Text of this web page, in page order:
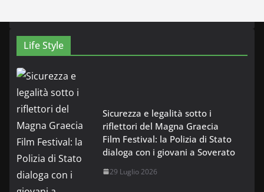
Life Style
Sicurezza e legalità sotto i
riflettori del Magna Graecia
Film Festival: la Polizia di Stato
dialoga con i giovani a Soverato
29 Luglio 2026